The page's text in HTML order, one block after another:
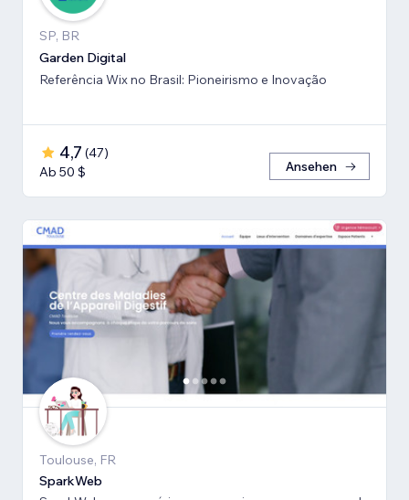
SP, BR
Garden Digital
Referência Wix no Brasil: Pioneirismo e Inovação
4,7 (47)
Ab 50 $
Ansehen
Toulouse, FR
SparkWeb